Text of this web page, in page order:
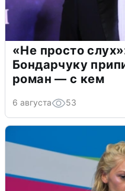
«Не просто
Бондарчуку
роман — с кем
6 августа 53